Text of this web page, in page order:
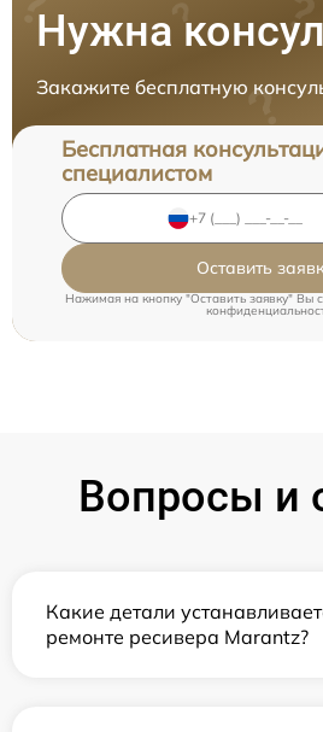
Нужна
Закажите бесплатную
Бесплатная
специалистом
Оставить
Нажимая на кнопку "Оставить заявку" Вы
Вопросы и
Какие детали
ремонте ресивера Marantz?